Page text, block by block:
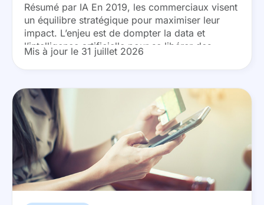
Résumé par IA En 2019, les commerciaux visent
un équilibre stratégique pour maximiser leur
impact. L’enjeu est de dompter la data et
l’intelligence artificielle pour se libérer des
tâches chronophages. En centralisant leurs
outils, ils retrouvent...
Mis à jour le 31 juillet 2026